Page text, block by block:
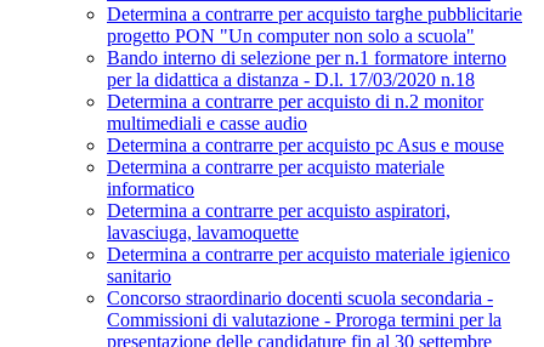
Determina a contrarre per acquisto targhe pubblicitarie
progetto PON "Un computer non solo a scuola"
Bando interno di selezione per n.1 formatore interno
per la didattica a distanza - D.l. 17/03/2020 n.18
Determina a contrarre per acquisto di n.2 monitor
multimediali e casse audio
Determina a contrarre per acquisto pc Asus e mouse
Determina a contrarre per acquisto materiale
informatico
Determina a contrarre per acquisto aspiratori,
lavasciuga, lavamoquette
Determina a contrarre per acquisto materiale igienico
sanitario
Concorso straordinario docenti scuola secondaria -
Commissioni di valutazione - Proroga termini per la
presentazione delle candidature fin al 30 settembre